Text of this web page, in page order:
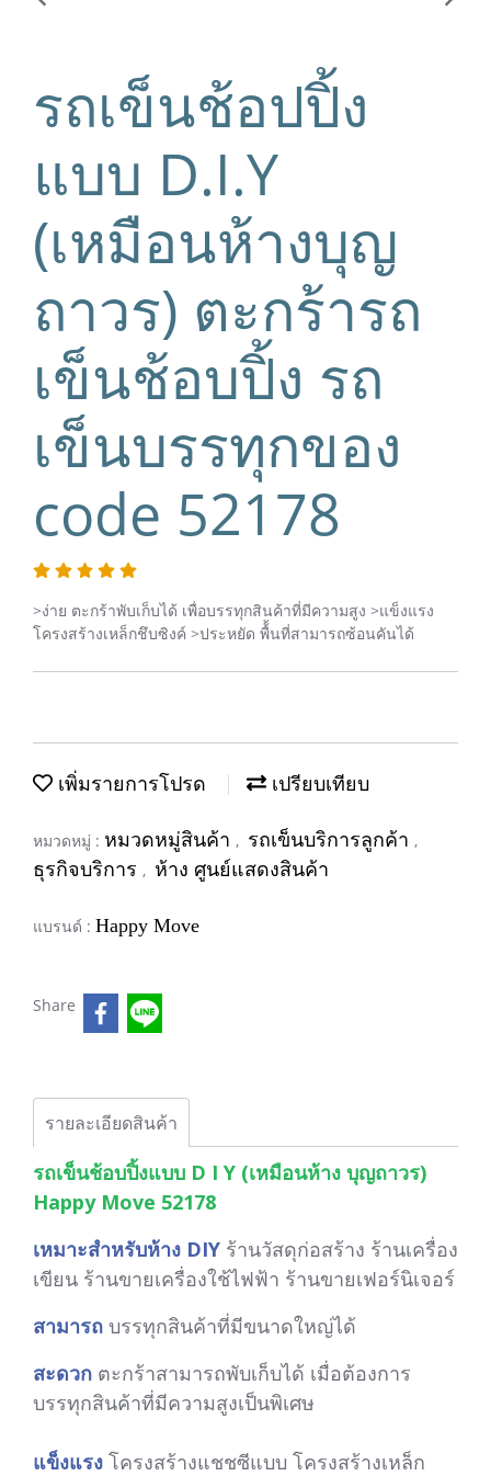
รถเข็นช้อปปิ้ง
แบบ D.I.Y
(เหมือนห้างบุญ
ถาวร) ตะกร้ารถ
เข็นช้อบปิ้ง รถ
เข็นบรรทุกของ
code 52178
>ง่าย ตะกร้าพับเก็บได้ เพื่อบรรทุกสินค้าที่มีความสูง >แข็งแรง
โครงสร้างเหล็กชึบซิงค์ >ประหยัด พื้้นที่สามารถซ้อนคันได้
เพิ่มรายการโปรด เปรียบเทียบ
หมวดหมู่ : หมวดหมู่สินค้า , รถเข็นบริการลูกค้า ,
ธุรกิจบริการ , ห้าง ศูนย์แสดงสินค้า
แบรนด์ : Happy Move
Share
รายละเอียดสินค้า
รถเข็นช้อบปิ้งแบบ D I Y (เหมือนห้าง บุญถาวร)
Happy Move 52178
เหมาะสำหรับห้าง DIY ร้านวัสดุก่อสร้าง ร้านเครื่อง
เขียน ร้านขายเครื่องใช้ไฟฟ้า ร้านขายเฟอร์นิเจอร์
สามารถ บรรทุกสินค้าที่มีขนาดใหญ่ได้
สะดวก ตะกร้าสามารถพับเก็บได้ เมื่อต้องการ
บรรทุกสินค้าที่มีความสูงเป็นพิเศษ
แข็งแรง โครงสร้างแชชซีแบบ โครงสร้างเหล็ก